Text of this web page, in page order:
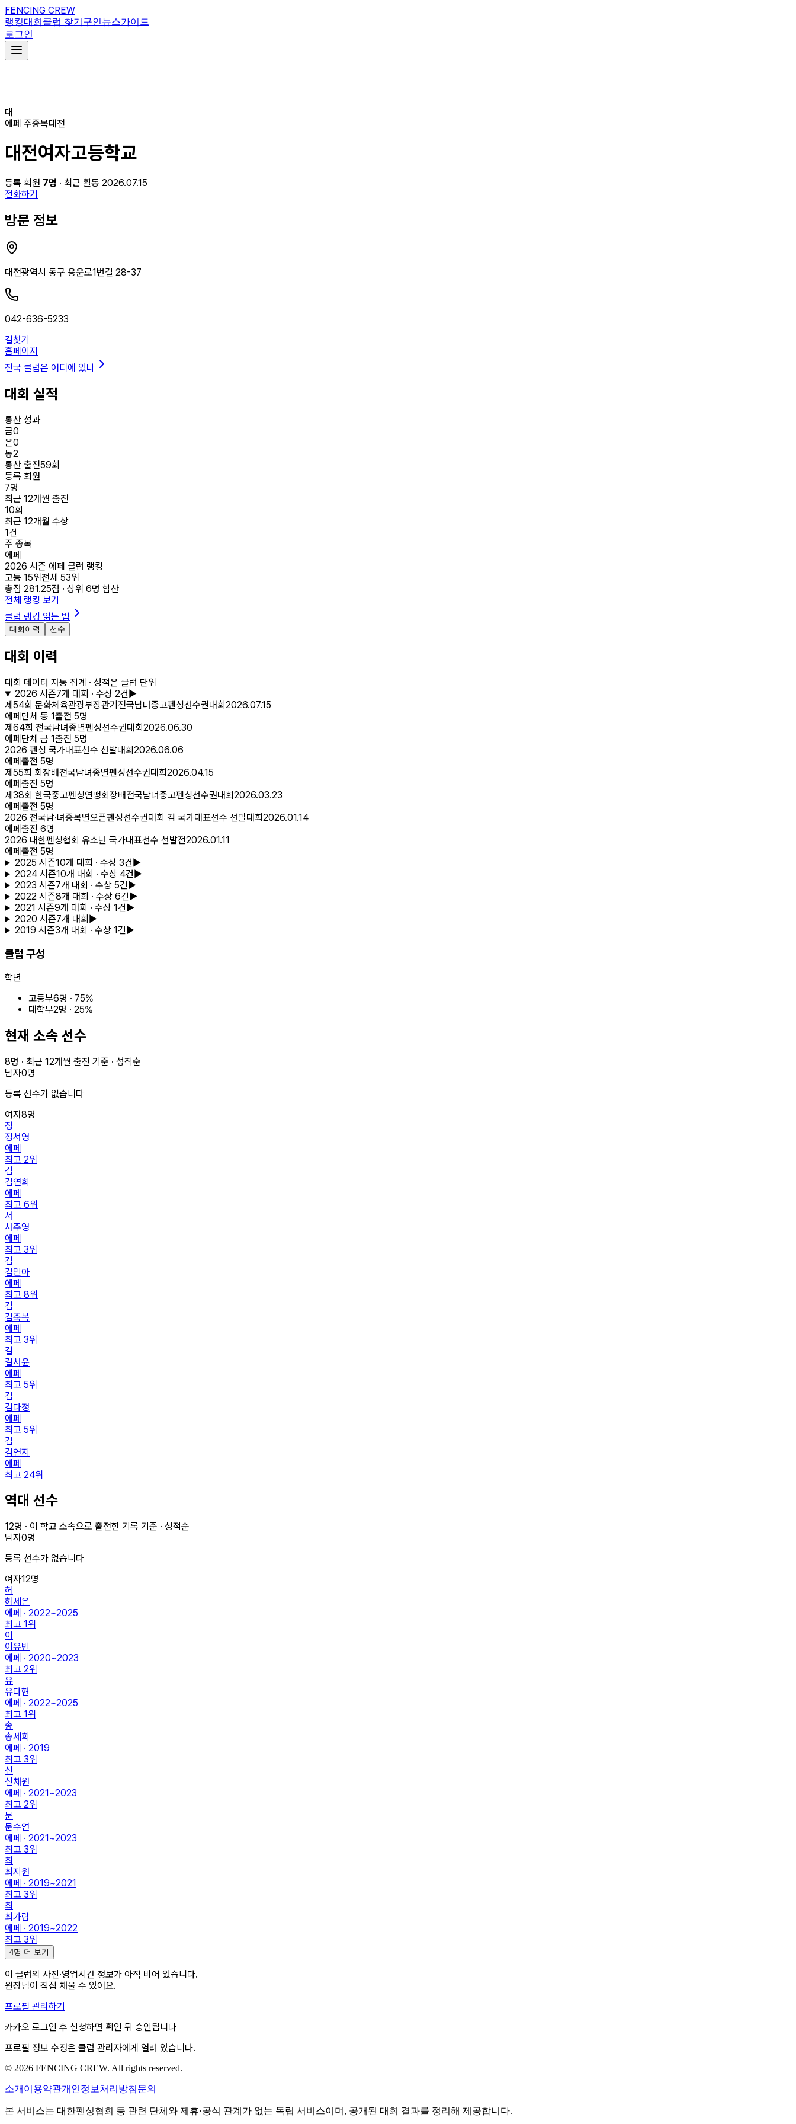
FENCING CREW
랭킹대회 클럽 찾기 구인뉴스가이드
로그인
대
에페 주종목대전
대전여자고등학교
등록 회원 7명 · 최근 활동 2026.07.15
전화하기
방문 정보
대전광역시 동구 용운로1번길 28-37
042-636-5233
길찾기
홈페이지
전국 클럽은 어디에 있나
대회 실적
통산 성과
금0
은0
동2
통산 출전59회
등록 회원
7명
최근 12개월 출전
10회
최근 12개월 수상
1건
주 종목
에페
2026 시즌 에페 클럽 랭킹
고등 15위전체 53위
총점 281.25점 · 상위 6명 합산
전체 랭킹 보기
클럽 랭킹 읽는 법
대회이력 선수
대회 이력
대회 데이터 자동 집계 · 성적은 클럽 단위
2026 시즌7개 대회 · 수상 2건 ▶
제54회 문화체육관광부장관기전국남녀중고펜싱선수권대회 2026.07.15
에페 단체 동 1출전 5명
제64회 전국남녀종별펜싱선수권대회 2026.06.30
에페 단체 금 1출전 5명
2026 펜싱 국가대표선수 선발대회 2026.06.06
에페 출전 5명
제55회 회장배전국남녀종별펜싱선수권대회 2026.04.15
에페 출전 5명
제38회 한국중고펜싱연맹회장배전국남녀중고펜싱선수권대회 2026.03.23
에페 출전 5명
2026 전국남·녀종목별오픈펜싱선수권대회 겸 국가대표선수 선발대회 2026.01.14
에페 출전 6명
2026 대한펜싱협회 유소년 국가대표선수 선발전2026.01.11
에페 출전 5명
2025 시즌10개 대회 · 수상 3건 ▶
2024시즌10개 대회 · 수상 4건 ▶
2023 시즌7개 대회 · 수상 5건 ▶
2022 시즌8개 대회 · 수상 6건 ▶
2021 시즌9개 대회 · 수상 1건 ▶
2020 시즌7개 대회 ▶
2019 시즌3개 대회 · 수상 1건 ▶
클럽 구성
학년
고등부6명 · 75%
대학부2명 · 25%
현재 소속 선수
8명 · 최근 12개월 출전 기준 · 성적순
남자0명
등록 선수가 없습니다
여자8명
정
정서영
에페
최고 2위
김
김연희
에페
최고 6위
서
서주영
에페
최고 3위
김
김민아
에페
최고 8위
김
김축복
에페
최고 3위
길
길서윤
에페
최고 5위
김
김다정
에페
최고 5위
김
김연지
에페
최고 24위
역대 선수
12명 · 이 학교 소속으로 출전한 기록 기준 · 성적순
남자0명
등록 선수가 없습니다
여자12명
허
허세은
에페 · 2022~2025
최고 1위
이
이유빈
에페 · 2020~2023
최고 2위
유
유다현
에페 · 2022~2025
최고 1위
송
송세희
에페 · 2019
최고 3위
신
신채원
에페 · 2021~2023
최고 2위
문
문수연
에페 · 2021~2023
최고 3위
최
최지원
에페 · 2019~2021
최고 3위
최
최가람
에페 · 2019~2022
최고 3위
4명 더 보기
이 클럽의 사진·영업시간 정보가 아직 비어 있습니다.
원장님이 직접 채울 수 있어요.
프로필 관리하기
카카오 로그인 후 신청하면 확인 뒤 승인됩니다
프로필 정보 수정은 클럽 관리자에게 열려 있습니다.
© 2026 FENCING CREW. All rights reserved.
소개 이용약관개인정보처리방침문의
본 서비스는 대한펜싱협회 등 관련 단체와 제휴·공식 관계가 없는 독립 서비스이며, 공개된 대회 결과를 정리해 제공합니다.